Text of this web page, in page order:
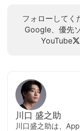
フォローしてく
Google、優先
YouTube
川口 盛之助
川口盛之助は、